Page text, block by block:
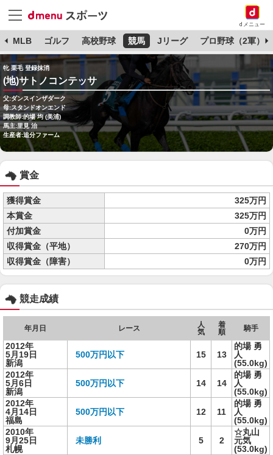
dメニュー
MLB ゴルフ 高校野球 競馬 Jリーグ プロ野球（2軍）
牝 栗毛 登録抹消
(地)サトノコンテッサ
父:ダンスインザダーク
母:スタンドオンエンド
調教師:的場 均 (美浦)
馬主:里見 治
生産者:追分ファーム
賞金
獲得賞金
325万円
本賞金
325万円
付加賞金
0万円
収得賞金（平地）
270万円
収得賞金（障害）
0万円
競走成績
年月日 レース
人
気
着
順
騎手
2012年
5月19日
新潟
500万円以下 15 13
的場 勇
人
(55.0kg)
2012年
5月6日
新潟
500万円以下 14 14
的場 勇
人
(55.0kg)
2012年
4月14日
福島
500万円以下 12 11
的場 勇
人
(55.0kg)
2010年
9月25日
札幌
未勝利 5 2
☆丸山
元気
(53.0kg)